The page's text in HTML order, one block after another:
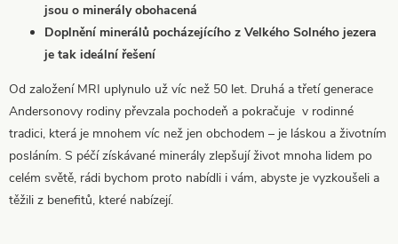
jsou o minerály obohacená
Doplnění minerálů pocházejícího z Velkého Solného jezera
je tak ideální řešení
Od založení MRI uplynulo už víc než 50 let. Druhá a třetí generace
Andersonovy rodiny převzala pochodeň a pokračuje v rodinné
tradici, která je mnohem víc než jen obchodem – je láskou a životním
posláním. S péčí získávané minerály zlepšují život mnoha lidem po
celém světě, rádi bychom proto nabídli i vám, abyste je vyzkoušeli a
těžili z benefitů, které nabízejí.